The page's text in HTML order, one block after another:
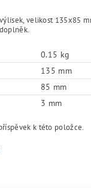
velikost 135x85
0.15 kg
135 mm
85 mm
3 mm
k této položce.